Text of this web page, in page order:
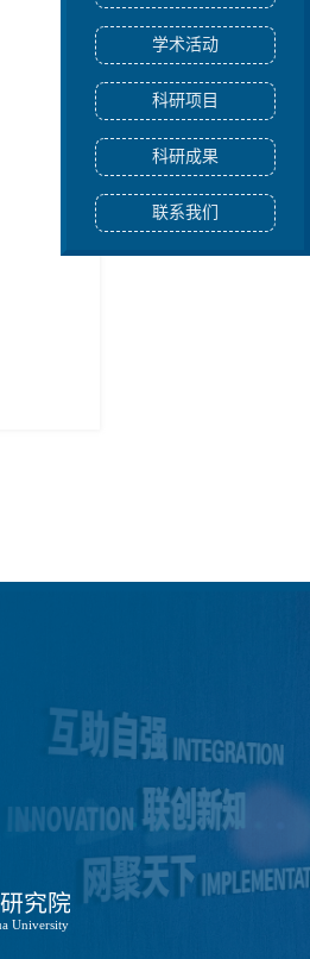
学术活动
科研项目
科研成果
联系我们